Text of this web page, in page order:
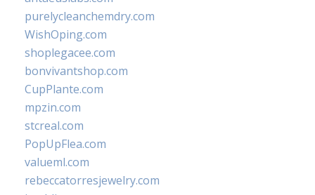
purelycleanchemdry.com
WishOping.com
shoplegacee.com
bonvivantshop.com
CupPlante.com
mpzin.com
stcreal.com
PopUpFlea.com
valueml.com
rebeccatorresjewelry.com